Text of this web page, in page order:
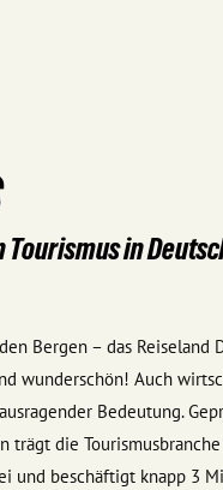
in
Bergen – das Reiseland
wunderschön! Auch
Bedeutung.
trägt die
und beschäftigt knapp 3